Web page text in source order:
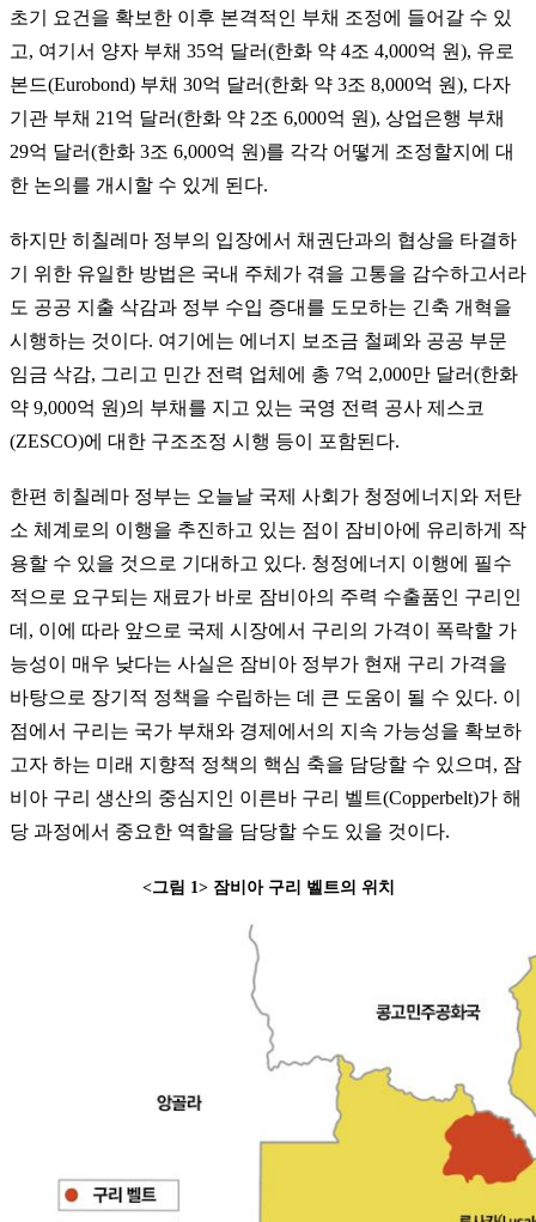
초기 요건을 확보한 이후 본격적인 부채 조정에 들어갈 수 있
고, 여기서 양자 부채 35억 달러(한화 약 4조 4,000억 원), 유로
본드(Eurobond) 부채 30억 달러(한화 약 3조 8,000억 원), 다자
기관 부채 21억 달러(한화 약 2조 6,000억 원), 상업은행 부채
29억 달러(한화 3조 6,000억 원)를 각각 어떻게 조정할지에 대
한 논의를 개시할 수 있게 된다.
하지만 히칠레마 정부의 입장에서 채권단과의 협상을 타결하
기 위한 유일한 방법은 국내 주체가 겪을 고통을 감수하고서라
도 공공 지출 삭감과 정부 수입 증대를 도모하는 긴축 개혁을
시행하는 것이다. 여기에는 에너지 보조금 철폐와 공공 부문
임금 삭감, 그리고 민간 전력 업체에 총 7억 2,000만 달러(한화
약 9,000억 원)의 부채를 지고 있는 국영 전력 공사 제스코
(ZESCO)에 대한 구조조정 시행 등이 포함된다.
한편 히칠레마 정부는 오늘날 국제 사회가 청정에너지와 저탄
소 체계로의 이행을 추진하고 있는 점이 잠비아에 유리하게 작
용할 수 있을 것으로 기대하고 있다. 청정에너지 이행에 필수
적으로 요구되는 재료가 바로 잠비아의 주력 수출품인 구리인
데, 이에 따라 앞으로 국제 시장에서 구리의 가격이 폭락할 가
능성이 매우 낮다는 사실은 잠비아 정부가 현재 구리 가격을
바탕으로 장기적 정책을 수립하는 데 큰 도움이 될 수 있다. 이
점에서 구리는 국가 부채와 경제에서의 지속 가능성을 확보하
고자 하는 미래 지향적 정책의 핵심 축을 담당할 수 있으며, 잠
비아 구리 생산의 중심지인 이른바 구리 벨트(Copperbelt)가 해
당 과정에서 중요한 역할을 담당할 수도 있을 것이다.
<그림 1> 잠비아 구리 벨트의 위치